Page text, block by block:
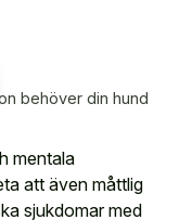
behöver din hund
mentala
att även måttlig
sjukdomar med